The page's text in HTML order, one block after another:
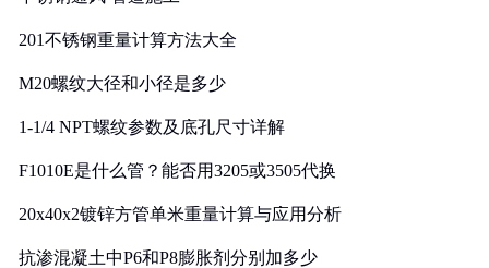
201不锈钢重量计算方法大全
M20螺纹大径和小径是多少
1-1/4 NPT螺纹参数及底孔尺寸详解
F1010E是什么管？能否用3205或3505代换
20x40x2镀锌方管单米重量计算与应用分析
抗渗混凝土中P6和P8膨胀剂分别加多少